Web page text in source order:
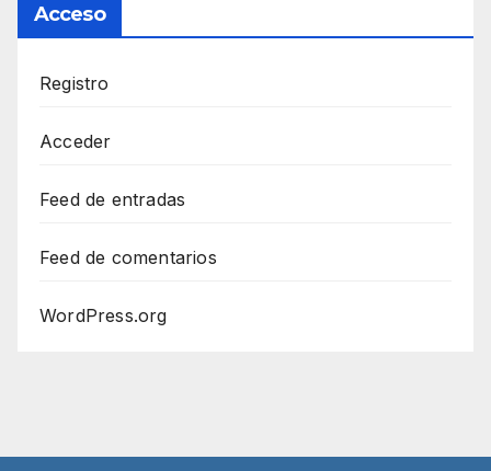
Acceso
Registro
Acceder
Feed de entradas
Feed de comentarios
WordPress.org